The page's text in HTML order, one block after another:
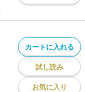
カートに入れる
試し読み
お気に入り